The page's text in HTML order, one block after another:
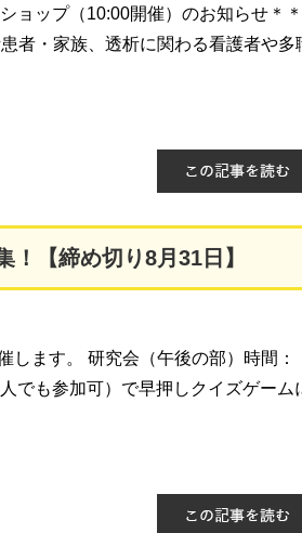
ップ（10:00開催）のお知らせ＊＊
・家族、透析に関わる看護者や多
【締め切り8月31日】
ます。 研究会（午後の部）時間：
でも参加可）で早押しクイズゲーム